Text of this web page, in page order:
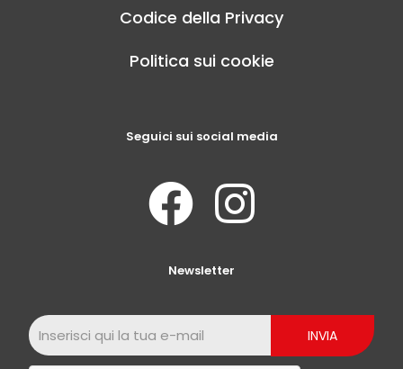
Codice della Privacy
Politica sui cookie
Seguici sui social media
Newsletter